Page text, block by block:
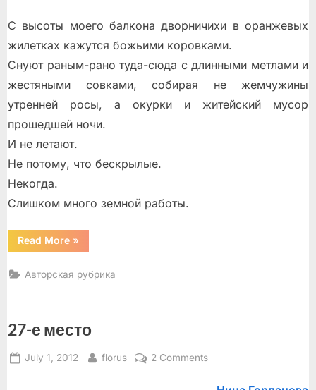
С высоты моего балкона дворничихи в оранжевых
жилетках кажутся божьими коровками.
Снуют раным-рано туда-сюда с длинными мeтлами и
жестяными совками, собирая не жемчужины
утренней росы, а окурки и житейский мусор
прошедшей ночи.
И не летают.
Не потому, что бескрылые.
Некогда.
Слишком много земной работы.
Read More“За
окном”
»
Авторская рубрика
27-е место
Posted
July 1, 2012 By
florus 2 Commentson